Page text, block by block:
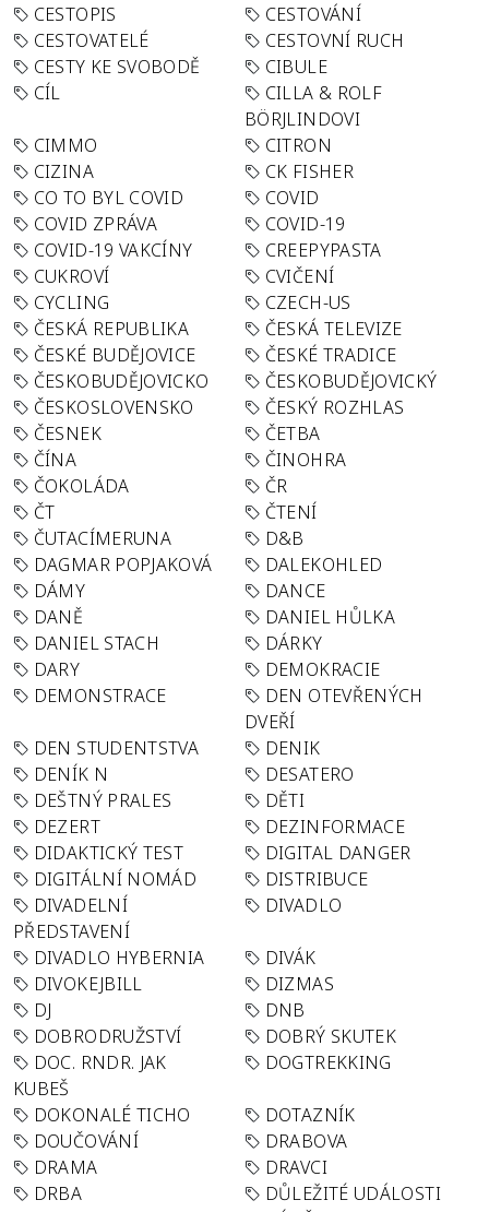
CESTOPIS
CESTOVÁNÍ
CESTOVATELÉ
CESTOVNÍ RUCH
CESTY KE SVOBODĚ
CIBULE
CÍL
CILLA & ROLF
BÖRJLINDOVI
CIMMO
CITRON
CIZINA
CK FISHER
CO TO BYL COVID
COVID
COVID ZPRÁVA
COVID-19
COVID-19 VAKCÍNY
CREEPYPASTA
CUKROVÍ
CVIČENÍ
CYCLING
CZECH-US
ČESKÁ REPUBLIKA
ČESKÁ TELEVIZE
ČESKÉ BUDĚJOVICE
ČESKÉ TRADICE
ČESKOBUDĚJOVICKO
ČESKOBUDĚJOVICKÝ
ČESKOSLOVENSKO
ČESKÝ ROZHLAS
ČESNEK
ČETBA
ČÍNA
ČINOHRA
ČOKOLÁDA
ČR
ČT
ČTENÍ
ČUTACÍMERUNA
D&B
DAGMAR POPJAKOVÁ
DALEKOHLED
DÁMY
DANCE
DANĚ
DANIEL HŮLKA
DANIEL STACH
DÁRKY
DARY
DEMOKRACIE
DEMONSTRACE
DEN OTEVŘENÝCH
DVEŘÍ
DEN STUDENTSTVA
DENIK
DENÍK N
DESATERO
DEŠTNÝ PRALES
DĚTI
DEZERT
DEZINFORMACE
DIDAKTICKÝ TEST
DIGITAL DANGER
DIGITÁLNÍ NOMÁD
DISTRIBUCE
DIVADELNÍ
PŘEDSTAVENÍ
DIVADLO
DIVADLO HYBERNIA
DIVÁK
DIVOKEJBILL
DIZMAS
DJ
DNB
DOBRODRUŽSTVÍ
DOBRÝ SKUTEK
DOC. RNDR. JAK
KUBEŠ
DOGTREKKING
DOKONALÉ TICHO
DOTAZNÍK
DOUČOVÁNÍ
DRABOVA
DRAMA
DRAVCI
DRBA
DŮLEŽITÉ UDÁLOSTI